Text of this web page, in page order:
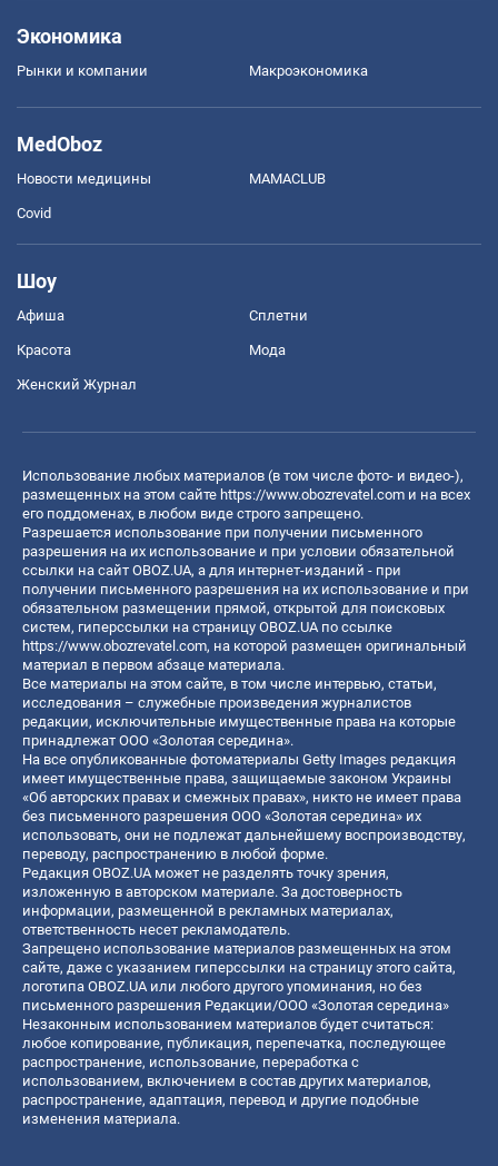
Экономика
Рынки и компании Mакроэкономика
MedOboz
Новости медицины MAMACLUB
Covid
Шоу
Афиша Сплетни
Красота Мода
Женский Журнал
Использование любых материалов (в том числе фото- и видео-),
размещенных на этом сайте https://www.obozrevatel.com и на всех
его поддоменах, в любом виде строго запрещено.
Разрешается использование при получении письменного
разрешения на их использование и при условии обязательной
ссылки на сайт OBOZ.UA, а для интернет-изданий - при
получении письменного разрешения на их использование и при
обязательном размещении прямой, открытой для поисковых
систем, гиперссылки на страницу OBOZ.UA по ссылке
https://www.obozrevatel.com, на которой размещен оригинальный
материал в первом абзаце материала.
Все материалы на этом сайте, в том числе интервью, статьи,
исследования – служебные произведения журналистов
редакции, исключительные имущественные права на которые
принадлежат ООО «Золотая середина».
На все опубликованные фотоматериалы Getty Images редакция
имеет имущественные права, защищаемые законом Украины
«Об авторских правах и смежных правах», никто не имеет права
без письменного разрешения ООО «Золотая середина» их
использовать, они не подлежат дальнейшему воспроизводству,
переводу, распространению в любой форме.
Редакция OBOZ.UA может не разделять точку зрения,
изложенную в авторском материале. За достоверность
информации, размещенной в рекламных материалах,
ответственность несет рекламодатель.
Запрещено использование материалов размещенных на этом
сайте, даже с указанием гиперссылки на страницу этого сайта,
логотипа OBOZ.UA или любого другого упоминания, но без
письменного разрешения Редакции/ООО «Золотая середина»
Незаконным использованием материалов будет считаться:
любое копирование, публикация, перепечатка, последующее
распространение, использование, переработка с
использованием, включением в состав других материалов,
распространение, адаптация, перевод и другие подобные
изменения материала.